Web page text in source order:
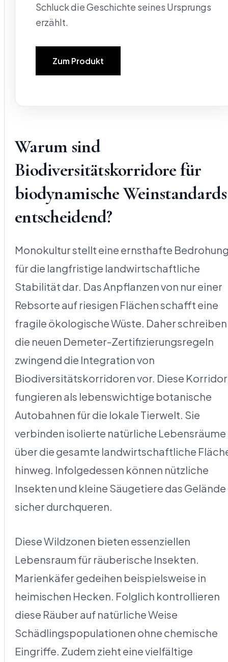
Schluck die Geschichte seines Ursprungs
erzählt.
Zum Produkt
Warum sind
Biodiversitätskorridore für
biodynamische Weinstandards
entscheidend?
Monokultur stellt eine ernsthafte
für die langfristige landwirtschaftliche
Stabilität dar. Das Anpflanzen von nur einer
Rebsorte auf riesigen Flächen schafft eine
fragile ökologische Wüste. Daher schreiben
die neuen Demeter-Zertifizierungsregeln
zwingend die Integration von
Biodiversitätskorridoren vor. Diese
fungieren als lebenswichtige botanische
Autobahnen für die lokale Tierwelt. Sie
verbinden isolierte natürliche Lebensräume
über die gesamte landwirtschaftliche
hinweg. Infolgedessen können nützliche
Insekten und kleine Säugetiere das Gelände
sicher durchqueren.
Diese Wildzonen bieten essenziellen
Lebensraum für räuberische Insekten.
Marienkäfer gedeihen beispielsweise in
heimischen Hecken. Folglich kontrollieren
diese Räuber auf natürliche Weise
Schädlingspopulationen ohne chemische
Eingriffe. Zudem zieht eine vielfältige